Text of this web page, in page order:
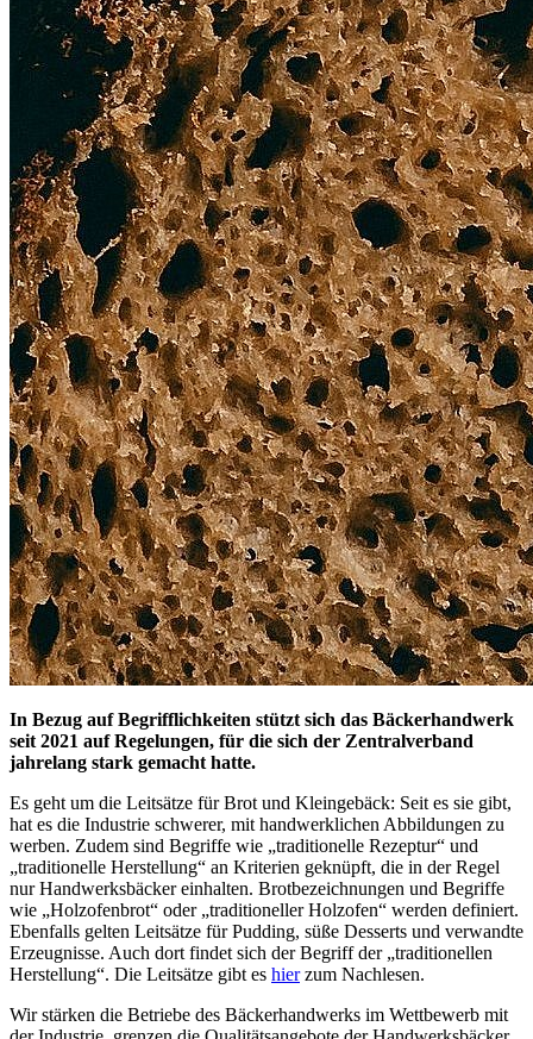
In Bezug auf Begrifflichkeiten stützt sich das Bäckerhandwerk
seit 2021 auf Regelungen, für die sich der Zentralverband
jahrelang stark gemacht hatte.
Es geht um die Leitsätze für Brot und Kleingebäck: Seit es sie gibt,
hat es die Industrie schwerer, mit handwerklichen Abbildungen zu
werben. Zudem sind Begriffe wie „traditionelle Rezeptur“ und
„traditionelle Herstellung“ an Kriterien geknüpft, die in der Regel
nur Handwerksbäcker einhalten. Brotbezeichnungen und Begriffe
wie „Holzofenbrot“ oder „traditioneller Holzofen“ werden definiert.
Ebenfalls gelten Leitsätze für Pudding, süße Desserts und verwandte
Erzeugnisse. Auch dort findet sich der Begriff der „traditionellen
Herstellung“. Die Leitsätze gibt es hierzum Nachlesen.
Wir stärken die Betriebe des Bäckerhandwerks im Wettbewerb mit